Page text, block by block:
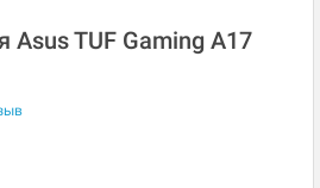
Asus TUF Gaming A17